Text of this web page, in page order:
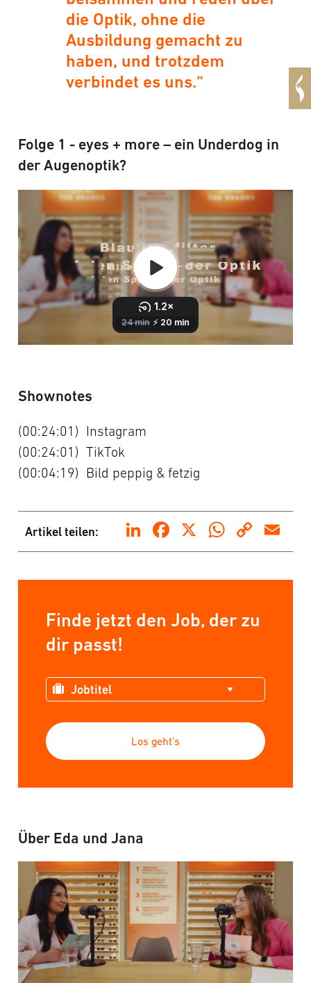
die Optik, ohne die
Ausbildung gemacht zu
haben, und trotzdem
verbindet es uns.“
Folge 1 - eyes + more – ein Underdog in
der Augenoptik?
Shownotes
(00:24:01) Instagram
(00:24:01) TikTok
(00:04:19) Bild peppig & fetzig
Artikel teilen: LinkedIn
Facebook
X
Copy
Link
Finde jetzt den Job, der zu
dir passt!
Los geht’s
Über Eda und Jana